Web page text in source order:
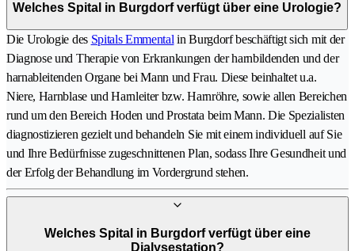
Welches Spital in Burgdorf verfügt über eine Urologie?
Die Urologie des Spitals Emmental in Burgdorf beschäftigt sich mit der
Diagnose und Therapie von Erkrankungen der harnbildenden und der
harnableitenden Organe bei Mann und Frau. Diese beinhaltet u.a.
Niere, Harnblase und Harnleiter bzw. Harnröhre, sowie allen Bereichen
rund um den Bereich Hoden und Prostata beim Mann. Die Spezialisten
diagnostizieren gezielt und behandeln Sie mit einem individuell auf Sie
und Ihre Bedürfnisse zugeschnittenen Plan, sodass Ihre Gesundheit und
der Erfolg der Behandlung im Vordergrund stehen.
Welches Spital in Burgdorf verfügt über eine
Dialysestation?